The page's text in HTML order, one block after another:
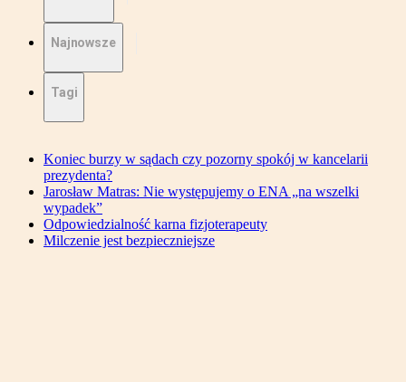
Najnowsze
Tagi
Koniec burzy w sądach czy pozorny spokój w kancelarii
prezydenta?
Jarosław Matras: Nie występujemy o ENA „na wszelki
wypadek”
Odpowiedzialność karna fizjoterapeuty
Milczenie jest bezpieczniejsze